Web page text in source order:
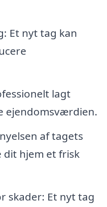
Et nyt tag kan
lagt
ejendomsværdien.
af tagets
dit hjem et frisk
skader: Et nyt tag